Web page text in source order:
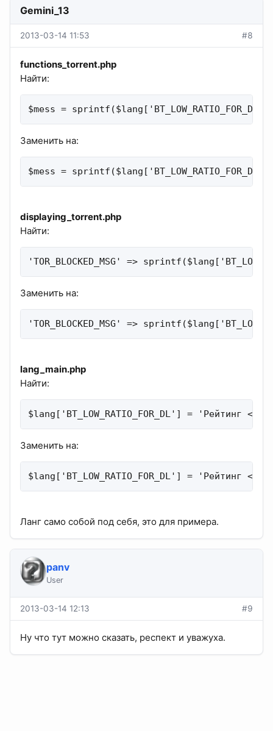
Gemini_13
2013-03-14 11:53 #8
functions_torrent.php
Найти:
$mess =
Заменить на:
$mess =
displaying_torrent.php
Найти:
'TOR_BLOCKED_MSG' =>
Заменить на:
'TOR_BLOCKED_MSG' =>
lang_main.php
Найти:
$lang['BT_LOW_RATIO_FOR_DL'] = 'Рейтинг
Заменить на:
$lang['BT_LOW_RATIO_FOR_DL'] = 'Рейтинг
Ланг само собой под себя, это для примера.
panv
User
2013-03-14 12:13 #9
Ну что тут можно сказать, респект и уважуха.